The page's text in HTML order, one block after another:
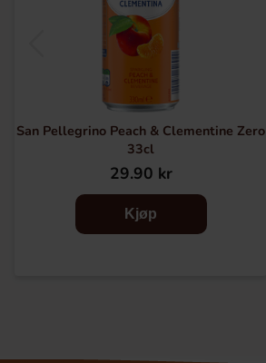
San Pellegrino Peach & Clementine Zero
33cl
29.90 kr
Kjøp